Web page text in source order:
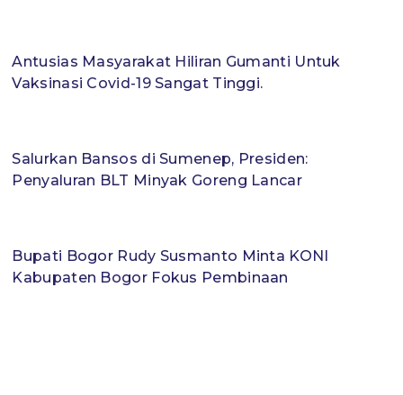
Antusias Masyarakat Hiliran Gumanti Untuk
Vaksinasi Covid-19 Sangat Tinggi.
Salurkan Bansos di Sumenep, Presiden:
Penyaluran BLT Minyak Goreng Lancar
Bupati Bogor Rudy Susmanto Minta KONI
Kabupaten Bogor Fokus Pembinaan